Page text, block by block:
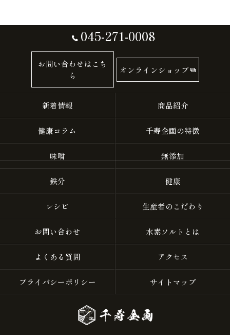
045-271-0008
お問い合わせはこち
ら
オンラインショップ
新着情報 商品紹介
健康コラム 千寿企画の特徴
味噌 無添加
鉄分 健康
レシピ 生産者のこだわり
お問い合わせ 水素ソルトとは
よくある質問 アクセス
プライバシーポリシー サイトマップ